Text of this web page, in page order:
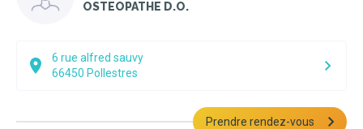
OSTEOPATHE D.O.
6 rue alfred sauvy
66450 Pollestres
Prendre rendez-vous